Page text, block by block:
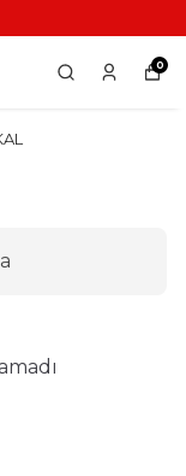
0